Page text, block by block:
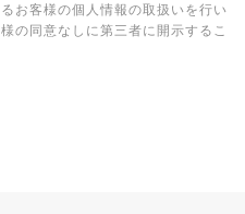
お客様の個人情報の取扱いを行い
の同意なしに第三者に開示するこ